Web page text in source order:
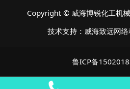
Copyright © 威海博锐化工机
技术支持： 威海致远网
鲁ICP备